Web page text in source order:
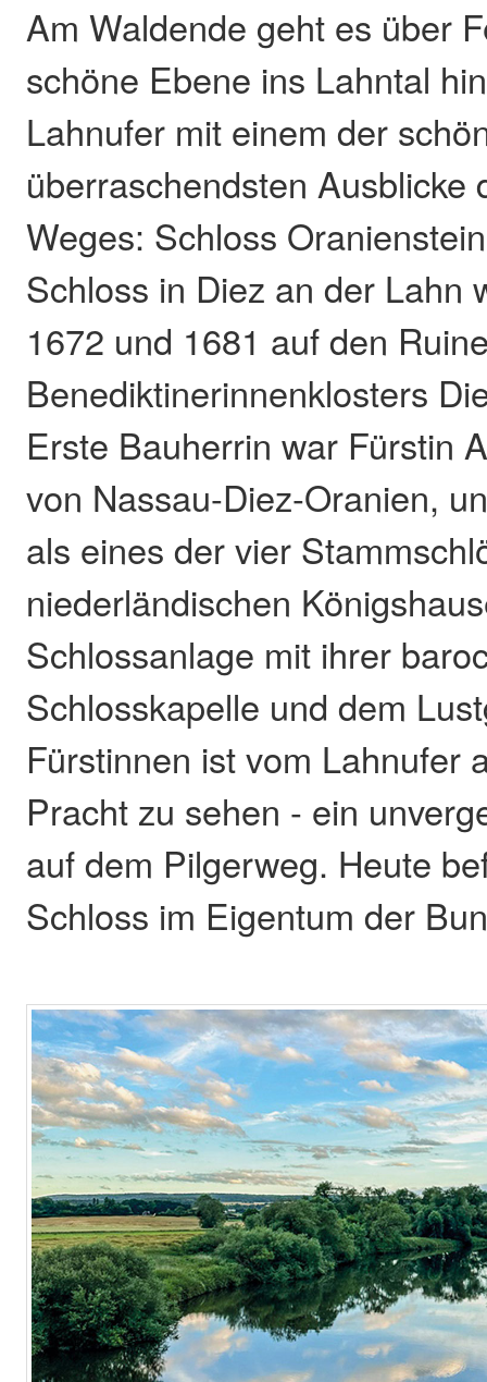
Am Waldende geht es über
schöne Ebene ins Lahntal
Lahnufer mit einem der
überraschendsten Ausblicke
Weges: Schloss
Schloss in Diez an der Lahn
1672 und 1681 auf den
Benediktinerinnenklosters
Erste Bauherrin war Fürstin
von Nassau-Diez-Oranien,
als eines der vier
niederländischen
Schlossanlage mit ihrer
Schlosskapelle und dem
Fürstinnen ist vom Lahnufer
Pracht zu sehen - ein
auf dem Pilgerweg. Heute
Schloss im Eigentum der